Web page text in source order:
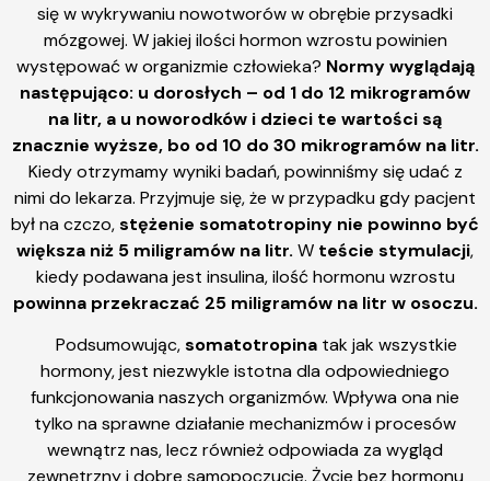
się w wykrywaniu nowotworów w obrębie przysadki
mózgowej. W jakiej ilości hormon wzrostu powinien
występować w organizmie człowieka? Normy wyglądają
następująco: u dorosłych – od 1 do 12 mikrogramów
na litr, a u noworodków i dzieci te wartości są
znacznie wyższe, bo od 10 do 30 mikrogramów na litr.
Kiedy otrzymamy wyniki badań, powinniśmy się udać z
nimi do lekarza. Przyjmuje się, że w przypadku gdy pacjent
był na czczo,stężenie somatotropiny nie powinno być
większa niż 5 miligramów na litr. W teście stymulacji,
kiedy podawana jest insulina, ilość hormonu wzrostu
powinna przekraczać 25 miligramów na litr w osoczu.
Podsumowując,somatotropina tak jak wszystkie
hormony, jest niezwykle istotna dla odpowiedniego
funkcjonowania naszych organizmów. Wpływa ona nie
tylko na sprawne działanie mechanizmów i procesów
wewnątrz nas, lecz również odpowiada za wygląd
zewnętrzny i dobre samopoczucie. Życie bez hormonu